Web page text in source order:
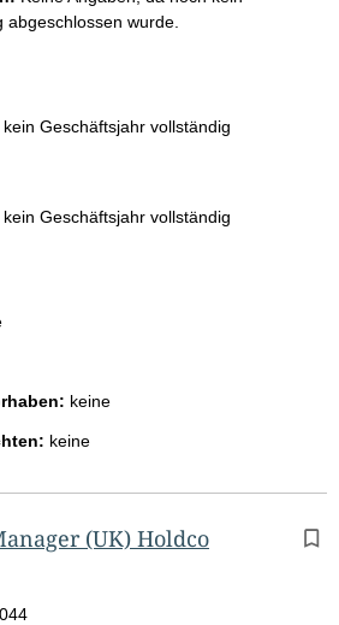
wurde.
Geschäftsjahr vollständig
Geschäftsjahr vollständig
keine
keine
(UK) Holdco